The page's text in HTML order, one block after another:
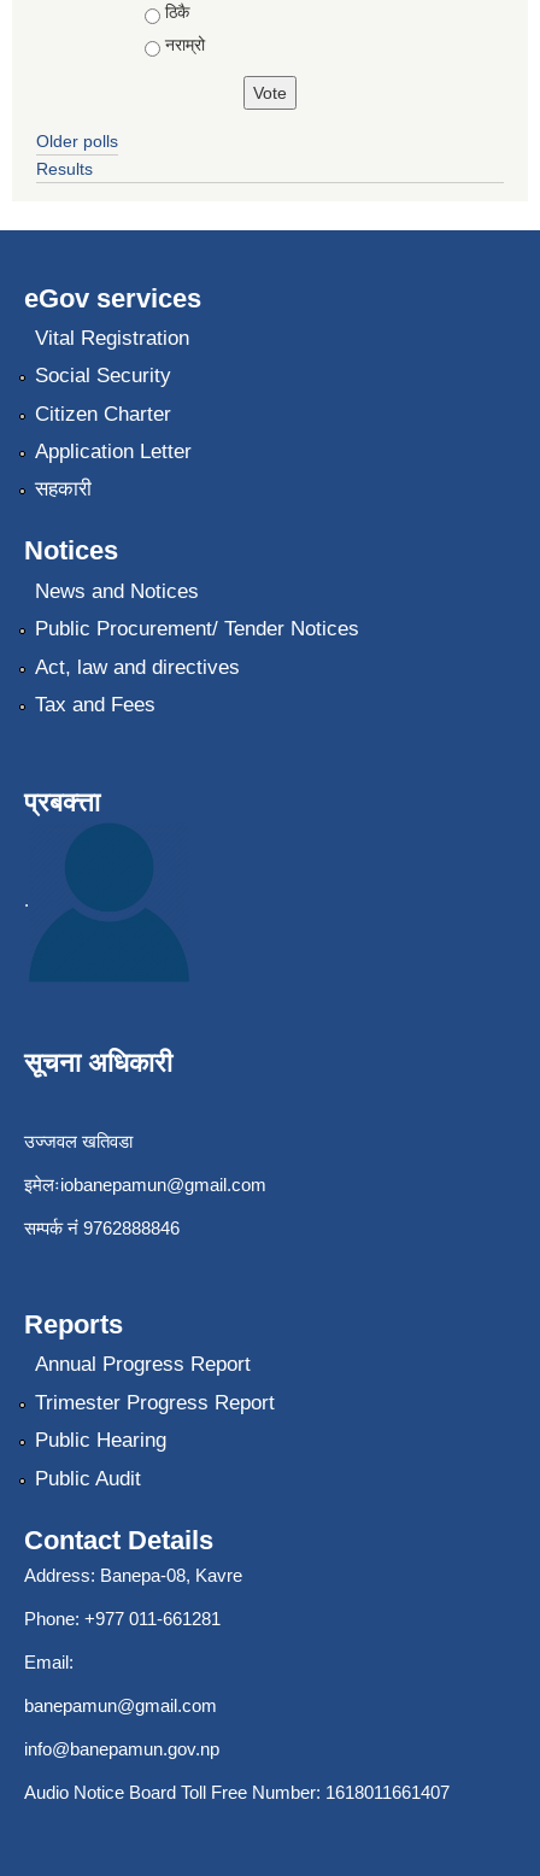
ठिकै
नराम्रो
Older polls
Results
eGov services
Vital Registration
Social Security
Citizen Charter
Application Letter
सहकारी
Notices
News and Notices
Public Procurement/ Tender Notices
Act, law and directives
Tax and Fees
प्रबक्त्ता
.
सूचना अधिकारी
उज्जवल खतिवडा
इमेलःiobanepamun@gmail.com
सम्पर्क नंं 9762888846
Reports
Annual Progress Report
Trimester Progress Report
Public Hearing
Public Audit
Contact Details
Address: Banepa-08, Kavre
Phone: +977 011-661281
Email:
banepamun@gmail.com
info@banepamun.gov.np
Audio Notice Board Toll Free Number: 1618011661407